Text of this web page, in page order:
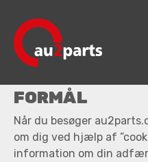
au2parts
Produkter
Videncenter
Cookiepolitik
COOKIEPOLITIK
Opdateret februar 2025
FORMÅL
Når du besøger
om dig ved hjælp af
information om din